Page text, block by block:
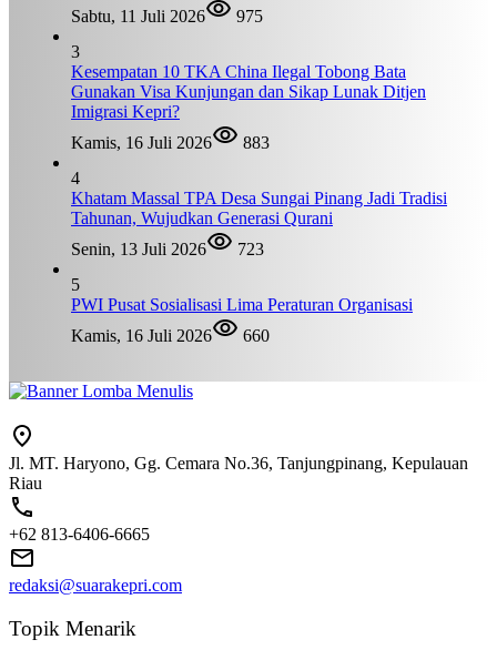
Sabtu, 11 Juli 2026
975
3
Kesempatan 10 TKA China Ilegal Tobong Bata
Gunakan Visa Kunjungan dan Sikap Lunak Ditjen
Imigrasi Kepri?
Kamis, 16 Juli 2026
883
4
Khatam Massal TPA Desa Sungai Pinang Jadi Tradisi
Tahunan, Wujudkan Generasi Qurani
Senin, 13 Juli 2026
723
5
PWI Pusat Sosialisasi Lima Peraturan Organisasi
Kamis, 16 Juli 2026
660
Jl. MT. Haryono, Gg. Cemara No.36, Tanjungpinang, Kepulauan
Riau
+62 813-6406-6665
redaksi@suarakepri.com
Topik Menarik